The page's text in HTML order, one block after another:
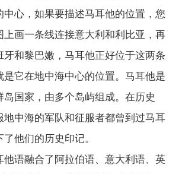
中心，如果要描述马耳他的位置，您
上画一条线连接意大利和利比亚，再
牙和黎巴嫩，马耳他正好位于这两条
是它在地中海中心的位置。马耳他是
岛国家，由多个岛屿组成。在历史
地中海的军队和征服者都曾到过马耳
他们的历史印记。
他语融合了阿拉伯语、意大利语、英